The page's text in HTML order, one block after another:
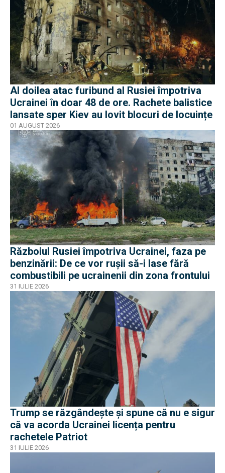
Al doilea atac furibund al Rusiei împotriva
Ucrainei în doar 48 de ore. Rachete balistice
lansate sper Kiev au lovit blocuri de locuințe
01 AUGUST 2026
Războiul Rusiei împotriva Ucrainei, faza pe
benzinării: De ce vor rușii să-i lase fără
combustibili pe ucrainenii din zona frontului
31 IULIE 2026
Trump se răzgândește și spune că nu e sigur
că va acorda Ucrainei licența pentru
rachetele Patriot
31 IULIE 2026